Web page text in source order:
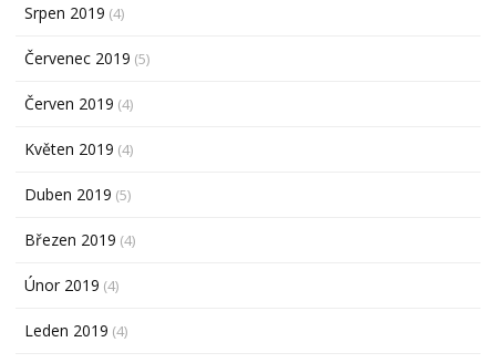
Srpen 2019 (4)
Červenec 2019 (5)
Červen 2019 (4)
Květen 2019 (4)
Duben 2019 (5)
Březen 2019 (4)
Únor 2019 (4)
Leden 2019 (4)